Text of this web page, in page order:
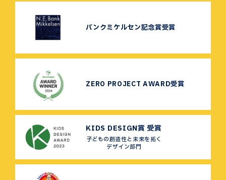
バンクミケルセン記念賞受賞
ZERO PROJECT AWARD受賞
KIDS DESIGN賞 受賞
子どもの創造性と未来を拓く
デザイン部門